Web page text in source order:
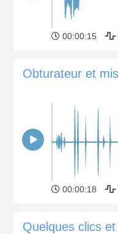
00:00:15
00:00:18